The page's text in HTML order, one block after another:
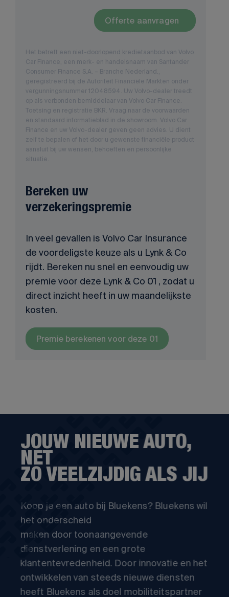
Offerte aanvragen
Het betreft een niet-doorlopend kredietaanbod van Volvo
Car Finance, een merk- en handelsnaam van Santander
Consumer Finance S.A. – Branche Nederland.,
geregistreerd bij de Autoriteit Financiële Markten onder
vergunningsnummer 12048594. Uw Volvo-dealer treedt
op als verbonden bemiddelaar van Volvo Car Finance.
Toetsing en registratie BKR. Vraag naar de voorwaarden
en standaard informatieblad in de showroom. Volvo Car
Finance en uw Volvo-dealer geven geen advies. U dient
zelf te bepalen of het door u gewenste financiële product
aansluit bij uw wensen, behoeften en persoonlijke
situatie.
Bereken uw
verzekeringspremie
In veel gevallen is Volvo Car Insurance
de voordeligste keuze als u Lynk & Co
rijdt. Bereken nu snel en eenvoudig uw
premie voor deze Lynk & Co 01 , zodat u
direct inzicht heeft in uw maandelijkste
kosten.
Premie berekenen voor deze 01
JOUW NIEUWE AUTO,
NET
ZO VEELZIJDIG ALS JIJ
Koop je een auto bij Bluekens? Bluekens wil
het onderscheid
maken door toonaangevende
dienstverlening en een grote
klantentevredenheid. Door innovatie en het
ontwikkelen van steeds nieuwe diensten
heeft Bluekens als doel mobiliteitspartner